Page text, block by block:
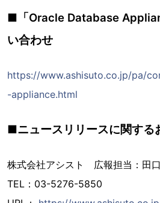
■「Oracle Database
い合わせ
https://www.ashisuto.co.jp/pa/
-appliance.html
■ニュースリリースに関する
株式会社アシスト 広報担当：田
TEL：03-5276-5850